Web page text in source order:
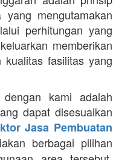
mengutamakan
perhitungan yang
memberikan
fasilitas yang
kami adalah
dapat disesuaikan
Jasa Pembuatan
berbagai pilihan